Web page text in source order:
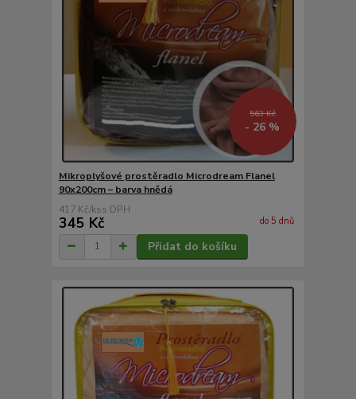
563 Kč
- 26 %
Mikroplyšové prostěradlo Microdream Flanel
90x200cm – barva hnědá
417 Kč/ks
345 Kč do 5 dnů
Přidat do košíku